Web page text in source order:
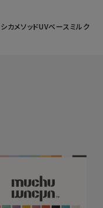
メソッドUVベースミルク